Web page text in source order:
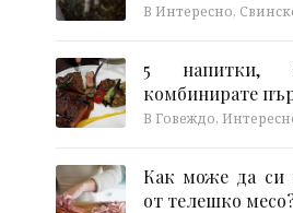
В Интересно,
5 напитки,
комбинирате
В Говеждо,
Как може да си
от телешко